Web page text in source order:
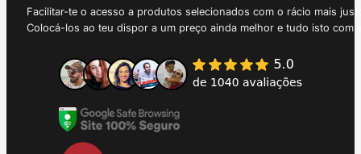
Facilitar-te o acesso a produtos selecionados com o rácio mais
Colocá-los ao teu dispor a um preço ainda melhor e tudo isto